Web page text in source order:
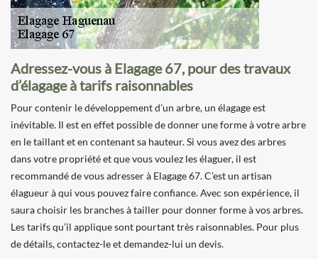
Adressez-vous à Elagage 67, pour des travaux
d’élagage à tarifs raisonnables
Pour contenir le développement d’un arbre, un élagage est
inévitable. Il est en effet possible de donner une forme à votre arbre
en le taillant et en contenant sa hauteur. Si vous avez des arbres
dans votre propriété et que vous voulez les élaguer, il est
recommandé de vous adresser à Elagage 67. C’est un artisan
élagueur à qui vous pouvez faire confiance. Avec son expérience, il
saura choisir les branches à tailler pour donner forme à vos arbres.
Les tarifs qu’il applique sont pourtant très raisonnables. Pour plus
de détails, contactez-le et demandez-lui un devis.